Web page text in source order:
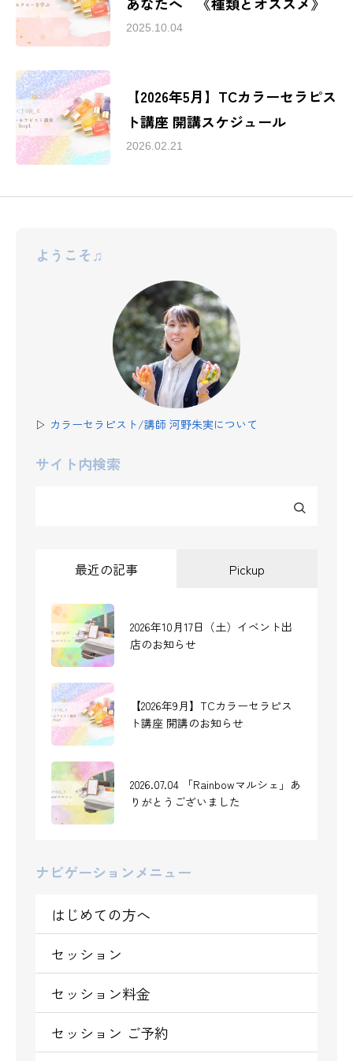
2025.10.04
【2026年5月】TCカラーセラピス
ト講座 開講スケジュール
2026.02.21
ようこそ♫
▷ カラーセラピスト/講師 河野朱実について
サイト内検索
最近の記事 Pickup
2026年10月17日（土）イベント出
店のお知らせ
【2026年9月】TCカラーセラピス
ト講座 開講のお知らせ
2026.07.04 「Rainbowマルシェ」あ
りがとうございました
WordPressテーマを変えて、ホー
ムページとして整えました
2022年5月28日 「街角保健室ケアリ
ングカフェ」に参加します
人に頼るのが苦手なあなたへ
ナビゲーションメニュー
はじめての方へ
セッション
セッション料金
セッション ご予約
目次
TCカラーセラピスト講座について